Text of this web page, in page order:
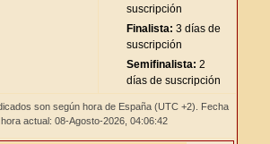
suscripción
Finalista: 3 días de
suscripción
Semifinalista: 2
días de suscripción
son según hora de España (UTC +2). Fecha
actual: 08-Agosto-2026, 04:06:42